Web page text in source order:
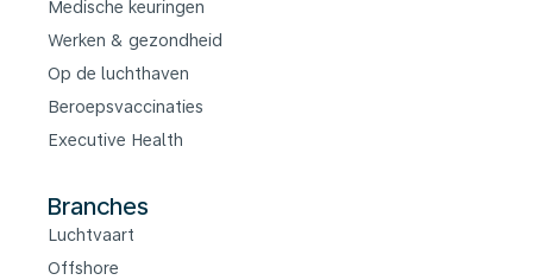
Medische keuringen
Werken & gezondheid
Op de luchthaven
Beroepsvaccinaties
Executive Health
Branches
Luchtvaart
Offshore